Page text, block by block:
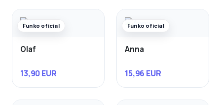
Funko oficial
Olaf
13,90 EUR
Funko oficial
Anna
15,96 EUR